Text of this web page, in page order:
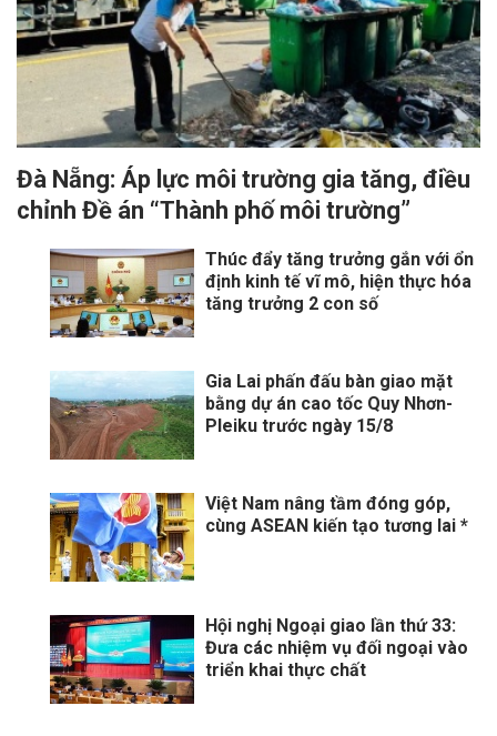
Đà Nẵng: Áp lực môi trường gia tăng, điều
chỉnh Đề án “Thành phố môi trường”
Thúc đẩy tăng trưởng gắn với ổn
định kinh tế vĩ mô, hiện thực hóa
tăng trưởng 2 con số
Gia Lai phấn đấu bàn giao mặt
bằng dự án cao tốc Quy Nhơn-
Pleiku trước ngày 15/8
Việt Nam nâng tầm đóng góp,
cùng ASEAN kiến tạo tương lai *
Hội nghị Ngoại giao lần thứ 33:
Đưa các nhiệm vụ đối ngoại vào
triển khai thực chất